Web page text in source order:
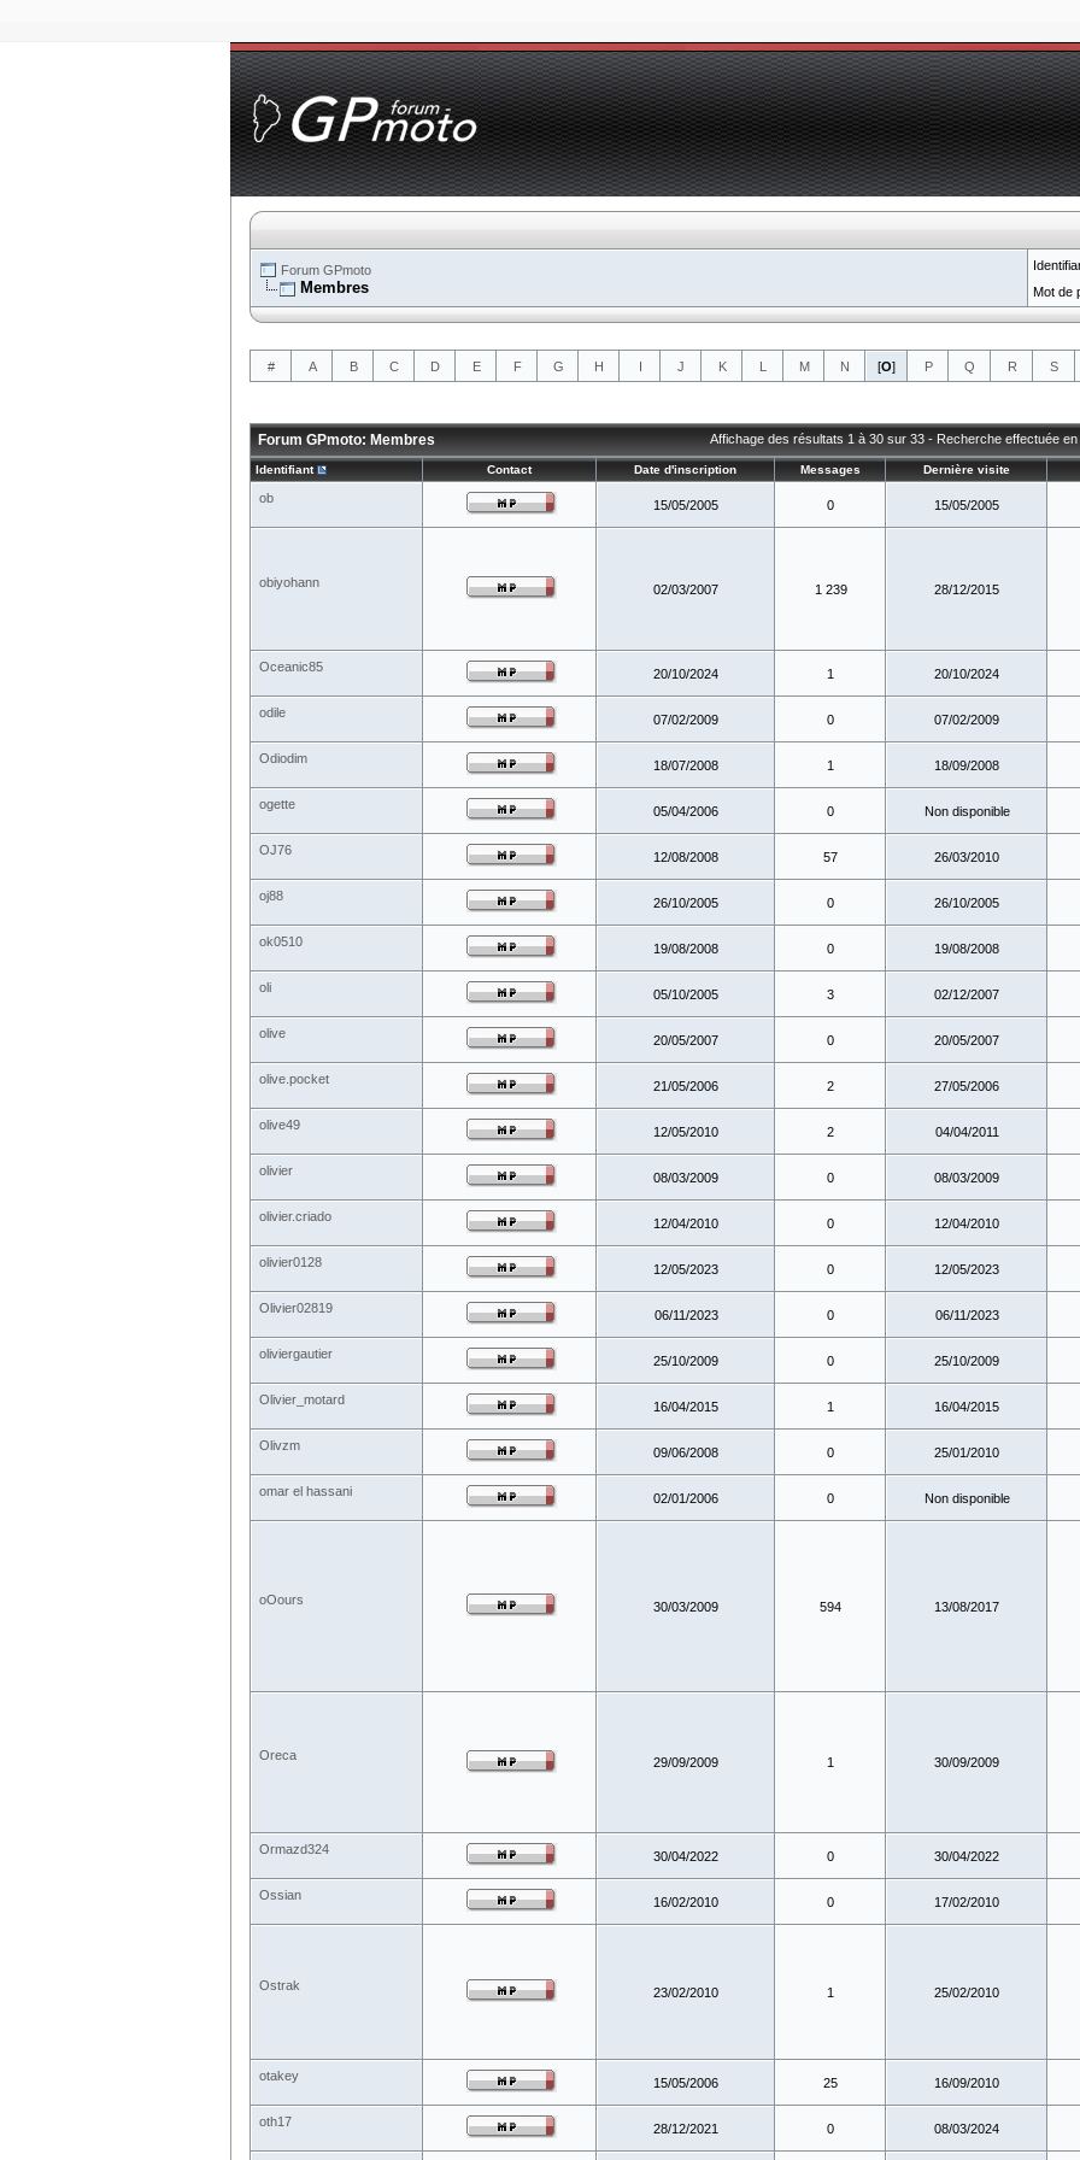
Forum GPmoto
Membres
Mot de
# A B C D E F G H I J K L M N [O] P Q R S
Affichage des résultats 1 à 30 sur 33 - Recherche effectuée en
Forum GPmoto: Membres
Identifiant Contact Date d'inscription Messages Dernière visite
ob 15/05/2005 0 15/05/2005
obiyohann 02/03/2007 1 239 28/12/2015
Oceanic85 20/10/2024 1 20/10/2024
odile 07/02/2009 0 07/02/2009
Odiodim 18/07/2008 1 18/09/2008
ogette 05/04/2006 0 Non disponible
OJ76 12/08/2008 57 26/03/2010
oj88 26/10/2005 0 26/10/2005
ok0510 19/08/2008 0 19/08/2008
oli 05/10/2005 3 02/12/2007
olive 20/05/2007 0 20/05/2007
olive.pocket 21/05/2006 2 27/05/2006
olive49 12/05/2010 2 04/04/2011
olivier 08/03/2009 0 08/03/2009
olivier.criado 12/04/2010 0 12/04/2010
olivier0128 12/05/2023 0 12/05/2023
Olivier02819 06/11/2023 0 06/11/2023
oliviergautier 25/10/2009 0 25/10/2009
Olivier_motard 16/04/2015 1 16/04/2015
Olivzm 09/06/2008 0 25/01/2010
omar el hassani 02/01/2006 0 Non disponible
oOours 30/03/2009 594 13/08/2017
Oreca 29/09/2009 1 30/09/2009
Ormazd324 30/04/2022 0 30/04/2022
Ossian 16/02/2010 0 17/02/2010
Ostrak 23/02/2010 1 25/02/2010
otakey 15/05/2006 25 16/09/2010
oth17 28/12/2021 0 08/03/2024